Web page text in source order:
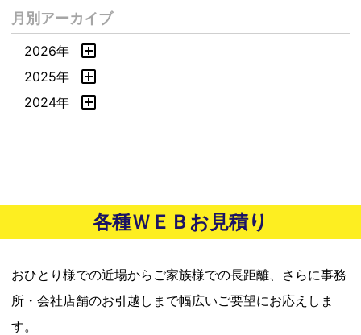
月別アーカイブ
2026年
2025年
2024年
各種ＷＥＢお見積り
おひとり様での近場からご家族様での長距離、さらに事務
所・会社店舗のお引越しまで幅広いご要望にお応えしま
す。